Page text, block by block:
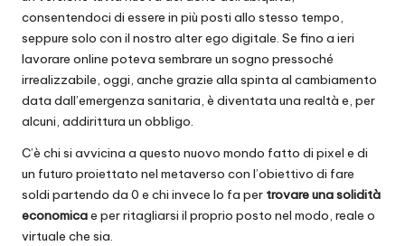
consentendoci di essere in più posti allo stesso tempo,
seppure solo con il nostro alter ego digitale. Se fino a ieri
lavorare online poteva sembrare un sogno pressoché
irrealizzabile, oggi, anche grazie alla spinta al cambiamento
data dall’emergenza sanitaria, è diventata una realtà e, per
alcuni, addirittura un obbligo.
C’è chi si avvicina a questo nuovo mondo fatto di pixel e di
un futuro proiettato nel metaverso con l’obiettivo di fare
soldi partendo da 0 e chi invece lo fa per trovare una solidità
economicae per ritagliarsi il proprio posto nel modo, reale o
virtuale che sia.